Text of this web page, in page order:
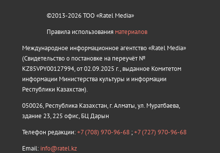
©2013-2026 ТОО «Ratel Media»
Правила использования материалов
Международное информационное агентство «Ratel Media»
(Свидетельство о постановке на переучёт №
KZ85VPY00127994, от 02.09.2025 г., выданное Комитетом
информации Министерства культуры и информации
Республики Казахстан).
050026, Республика Казахстан, г. Алматы, ул. Муратбаева,
здание 23, 225 офис, БЦ Дарын
Телефон редакции:+7 (708) 970-96-68 ;+7 (727) 970-96-68
Email: info@ratel.kz